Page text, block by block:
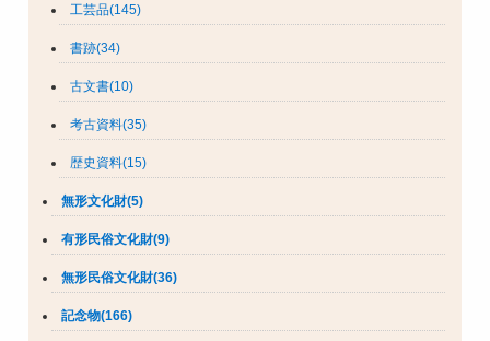
工芸品(145)
書跡(34)
古文書(10)
考古資料(35)
歴史資料(15)
無形文化財(5)
有形民俗文化財(9)
無形民俗文化財(36)
記念物(166)